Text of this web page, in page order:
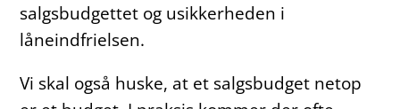
salgsbudgettet og usikkerheden i
låneindfrielsen.
Vi skal også huske, at et salgsbudget netop